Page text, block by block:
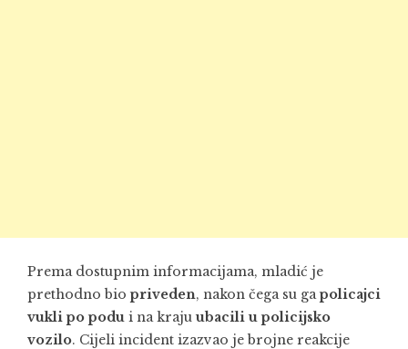
Prema dostupnim informacijama, mladić je
prethodno bio priveden, nakon čega su gapolicajci
vukli po podu i na kraju ubacili u policijsko
vozilo. Cijeli incident izazvao je brojne reakcije